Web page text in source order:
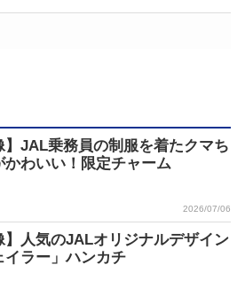
】JAL乗務員の制服を着たクマち
かわいい！限定チャーム
2026/07/06
】人気のJALオリジナルデザイン
イラー」ハンカチ